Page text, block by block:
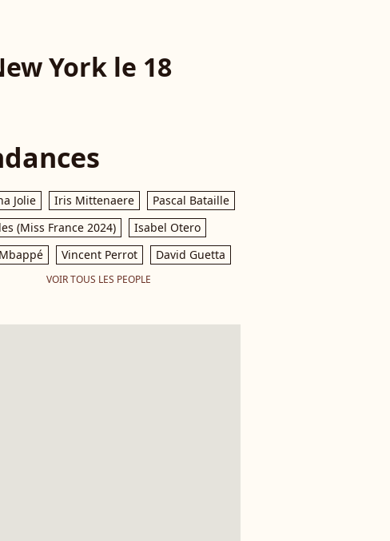
York le 18
Jolie Iris Mittenaere
Pascal Bataille
(Miss France 2024)
Isabel Otero
Vincent Perrot David Guetta
VOIR TOUS LES PEOPLE